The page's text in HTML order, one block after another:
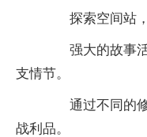
探索空间站，
强大的故事活
支情节。
通过不同的修
战利品。